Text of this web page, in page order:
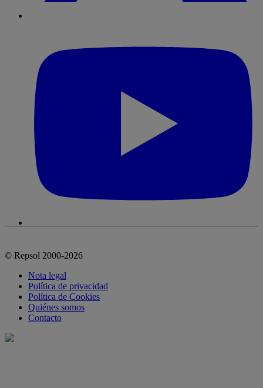
© Repsol 2000-2026
Nota legal
Política de privacidad
Política de Cookies
Quiénes somos
Contacto